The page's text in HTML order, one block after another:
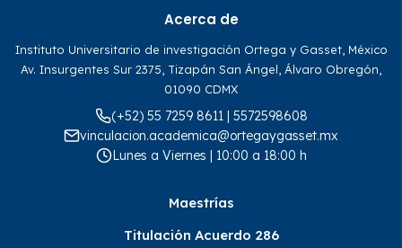
Acerca de
Instituto Universitario de investigación Ortega y Gasset, México
Av. Insurgentes Sur 2375, Tizapán San Ángel, Álvaro Obregón,
01090 CDMX
(+52) 55 7259 8611 | 5572598608
vinculacion.academica@ortegaygasset.mx
Lunes a Viernes | 10:00 a 18:00 h
Maestrías
Titulación Acuerdo 286